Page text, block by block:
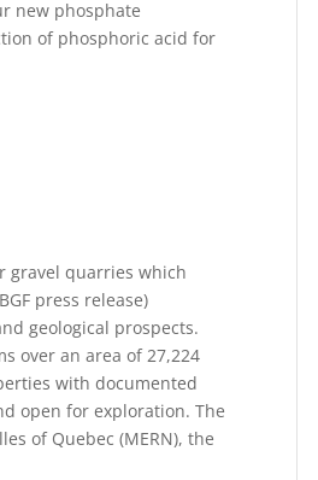
new phosphate
of phosphoric acid for
gravel quarries which
press release)
geological prospects.
over an area of 27,224
with documented
open for exploration. The
of Quebec (MERN), the